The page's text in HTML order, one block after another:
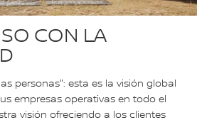
CON LA
personas": esta es la visión global
empresas operativas en todo el
visión ofreciendo a los clientes